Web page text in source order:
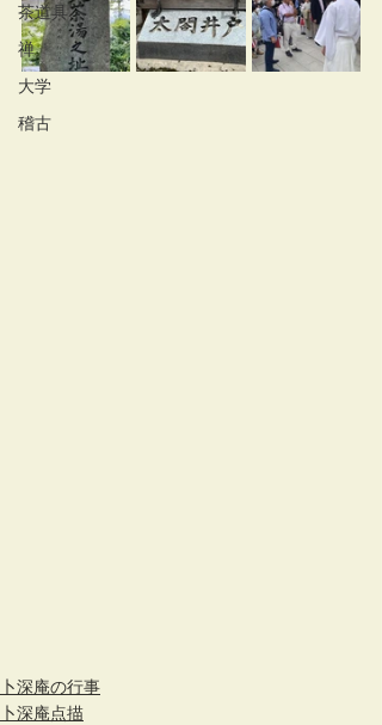
茶道具
禅
大学
稽古
卜深庵の行事
卜深庵点描